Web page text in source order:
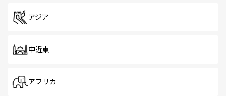
アジア
中近東
アフリカ